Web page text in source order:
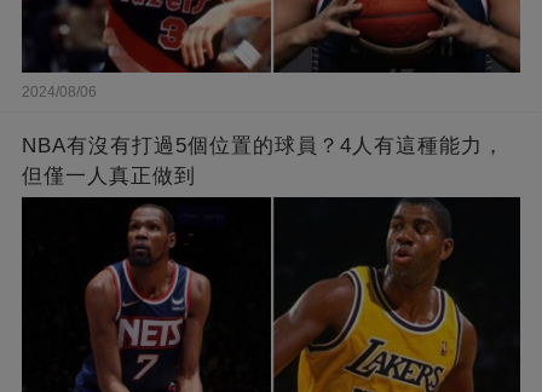
2024/08/06
NBA有沒有打過5個位置的球員？4人有這種能力，
但僅一人真正做到